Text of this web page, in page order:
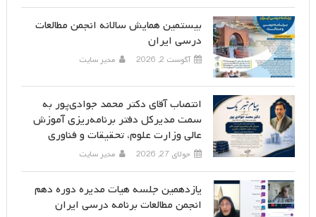
بیستمین همایش سالانه انجمن مطالعات
درسی ایران
آگوست 2, 2026 مدیر سایت
انتصاب آقای دکتر محمد جوادی‌پور به
سمت مدیرکل دفتر برنامه‌ریزی آموزش
عالی وزارت علوم، تحقیقات و فناوری
جولای 27, 2026 مدیر سایت
یازدهمین جلسه هیات مدیره دوره دهم
انجمن مطالعات برنامه درسی ایران